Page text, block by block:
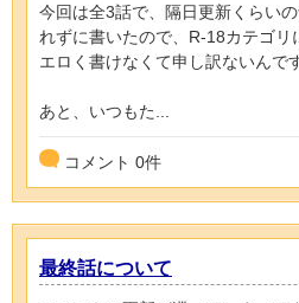
今回は全3話で、隔日更新くらい
れずに書いたので、R-18カテゴ
エロく書けなくて申し訳ないんで
あと、いつもた...
コメント 0件
最終話について